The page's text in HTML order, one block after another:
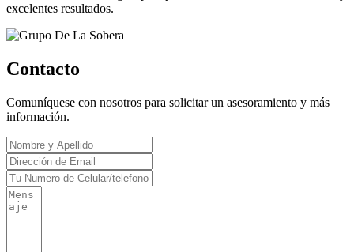
excelentes resultados.
Contacto
Comuníquese con nosotros para solicitar un asesoramiento y más
información.